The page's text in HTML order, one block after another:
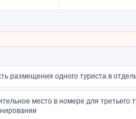
размещения одного туриста в
место в номере для третьего